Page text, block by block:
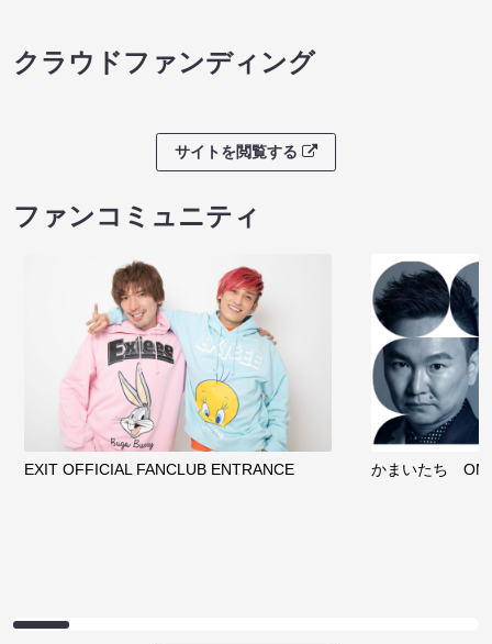
クラウドファンディング
サイトを閲覧する
ファンコミュニティ
EXIT OFFICIAL FANCLUB ENTRANCE かまいたち